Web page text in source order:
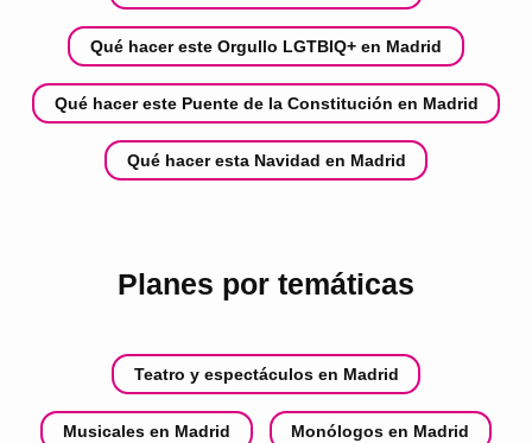
Qué hacer este Orgullo LGTBIQ+ en Madrid
Qué hacer este Puente de la Constitución en Madrid
Qué hacer esta Navidad en Madrid
Planes por temáticas
Teatro y espectáculos en Madrid
Musicales en Madrid Monólogos en Madrid